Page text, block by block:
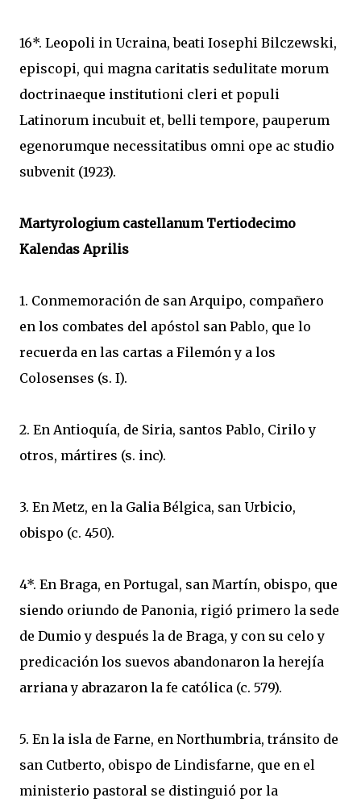
16*. Leopoli in Ucraina, beati Iosephi Bilczewski,
episcopi, qui magna caritatis sedulitate morum
doctrinaeque institutioni cleri et populi
Latinorum incubuit et, belli tempore, pauperum
egenorumque necessitatibus omni ope ac studio
subvenit (1923).
Martyrologium castellanum Tertiodecimo
Kalendas Aprilis
1. Conmemoración de san Arquipo, compañero
en los combates del apóstol san Pablo, que lo
recuerda en las cartas a Filemón y a los
Colosenses (s. I).
2. En Antioquía, de Siria, santos Pablo, Cirilo y
otros, mártires (s. inc).
3. En Metz, en la Galia Bélgica, san Urbicio,
obispo (c. 450).
4*. En Braga, en Portugal, san Martín, obispo, que
siendo oriundo de Panonia, rigió primero la sede
de Dumio y después la de Braga, y con su celo y
predicación los suevos abandonaron la herejía
arriana y abrazaron la fe católica (c. 579).
5. En la isla de Farne, en Northumbria, tránsito de
san Cutberto, obispo de Lindisfarne, que en el
ministerio pastoral se distinguió por la